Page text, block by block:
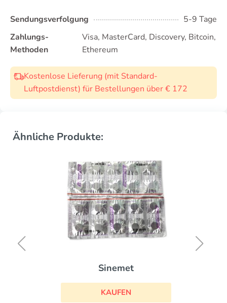
Sendungsverfolgung
5-9 Tage
Zahlungs-
Methoden
Visa, MasterCard, Discovery, Bitcoin,
Ethereum
Kostenlose Lieferung (mit Standard-
Luftpostdienst) für Bestellungen über € 172
Ähnliche Produkte:
Sinemet
KAUFEN